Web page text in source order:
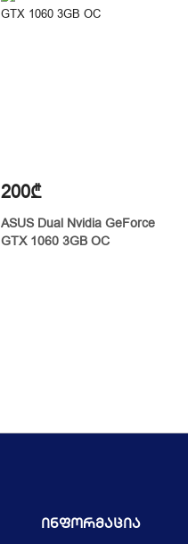
200₾
ASUS Dual Nvidia GeForce
GTX 1060 3GB OC
Ინფორმაცია